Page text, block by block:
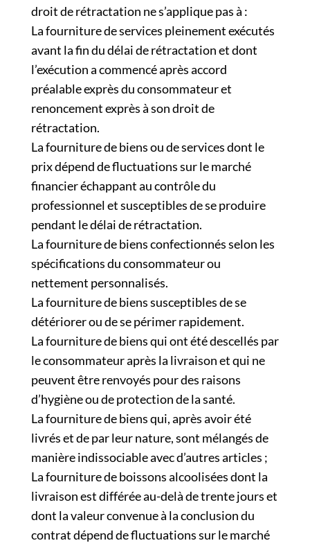
droit de rétractation ne s’applique pas à :
La fourniture de services pleinement exécutés
avant la fin du délai de rétractation et dont
l’exécution a commencé après accord
préalable exprès du consommateur et
renoncement exprès à son droit de
rétractation.
La fourniture de biens ou de services dont le
prix dépend de fluctuations sur le marché
financier échappant au contrôle du
professionnel et susceptibles de se produire
pendant le délai de rétractation.
La fourniture de biens confectionnés selon les
spécifications du consommateur ou
nettement personnalisés.
La fourniture de biens susceptibles de se
détériorer ou de se périmer rapidement.
La fourniture de biens qui ont été descellés par
le consommateur après la livraison et qui ne
peuvent être renvoyés pour des raisons
d’hygiène ou de protection de la santé.
La fourniture de biens qui, après avoir été
livrés et de par leur nature, sont mélangés de
manière indissociable avec d’autres articles ;
La fourniture de boissons alcoolisées dont la
livraison est différée au-delà de trente jours et
dont la valeur convenue à la conclusion du
contrat dépend de fluctuations sur le marché